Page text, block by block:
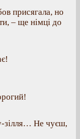
присягала, но
– ще німці до
зілля… Не чуєш,